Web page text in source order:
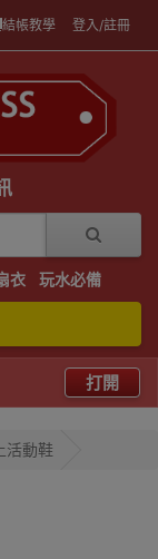
結帳教學 登入/註冊
衣 玩水必備
打開
活動鞋